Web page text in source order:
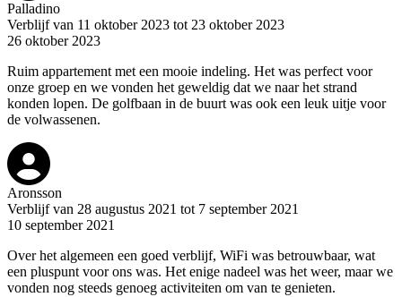
Palladino
Verblijf van 11 oktober 2023 tot 23 oktober 2023
26 oktober 2023
Ruim appartement met een mooie indeling. Het was perfect voor
onze groep en we vonden het geweldig dat we naar het strand
konden lopen. De golfbaan in de buurt was ook een leuk uitje voor
de volwassenen.
Aronsson
Verblijf van 28 augustus 2021 tot 7 september 2021
10 september 2021
Over het algemeen een goed verblijf, WiFi was betrouwbaar, wat
een pluspunt voor ons was. Het enige nadeel was het weer, maar we
vonden nog steeds genoeg activiteiten om van te genieten.